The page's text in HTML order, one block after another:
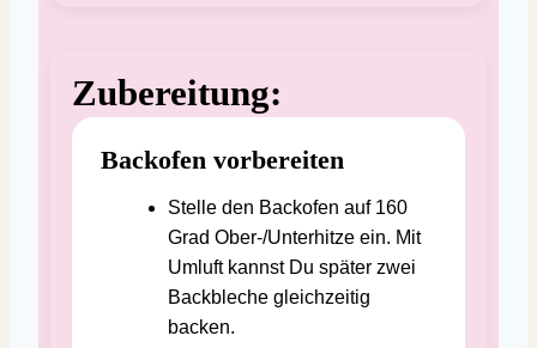
Zubereitung:
Backofen vorbereiten
Stelle den Backofen auf 160
Grad Ober-/Unterhitze ein. Mit
Umluft kannst Du später zwei
Backbleche gleichzeitig
backen.